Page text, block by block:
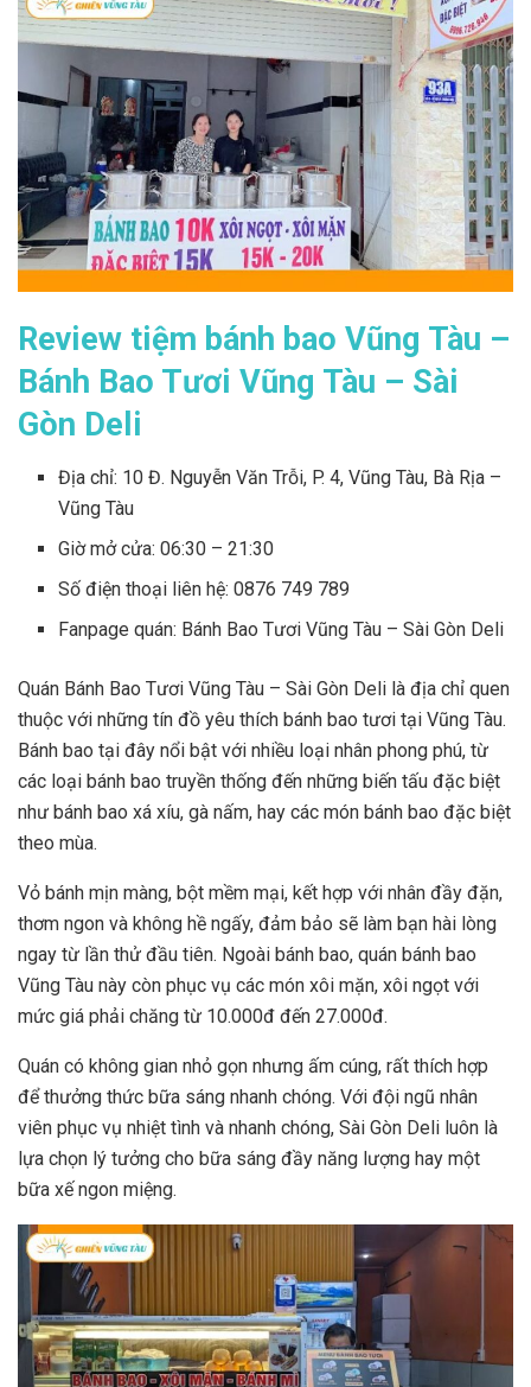
Review tiệm bánh bao Vũng Tàu –
Bánh Bao Tươi Vũng Tàu – Sài
Gòn Deli
Địa chỉ: 10 Đ. Nguyễn Văn Trỗi, P. 4, Vũng Tàu, Bà Rịa –
Vũng Tàu
Giờ mở cửa: 06:30 – 21:30
Số điện thoại liên hệ: 0876 749 789
Fanpage quán: Bánh Bao Tươi Vũng Tàu – Sài Gòn Deli
Quán Bánh Bao Tươi Vũng Tàu – Sài Gòn Deli là địa chỉ quen
thuộc với những tín đồ yêu thích bánh bao tươi tại Vũng Tàu.
Bánh bao tại đây nổi bật với nhiều loại nhân phong phú, từ
các loại bánh bao truyền thống đến những biến tấu đặc biệt
như bánh bao xá xíu, gà nấm, hay các món bánh bao đặc biệt
theo mùa.
Vỏ bánh mịn màng, bột mềm mại, kết hợp với nhân đầy đặn,
thơm ngon và không hề ngấy, đảm bảo sẽ làm bạn hài lòng
ngay từ lần thử đầu tiên. Ngoài bánh bao, quán bánh bao
Vũng Tàu này còn phục vụ các món xôi mặn, xôi ngọt với
mức giá phải chăng từ 10.000đ đến 27.000đ.
Quán có không gian nhỏ gọn nhưng ấm cúng, rất thích hợp
để thưởng thức bữa sáng nhanh chóng. Với đội ngũ nhân
viên phục vụ nhiệt tình và nhanh chóng, Sài Gòn Deli luôn là
lựa chọn lý tưởng cho bữa sáng đầy năng lượng hay một
bữa xế ngon miệng.